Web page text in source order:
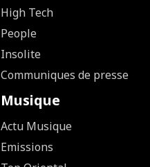
High Tech
People
Insolite
Communiques de presse
Musique
Actu Musique
Emissions